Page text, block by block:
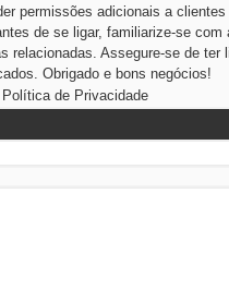
permissões adicionais a clientes
de se ligar, familiarize-se com
relacionadas. Assegure-se de ter
Obrigado e bons negócios!
Política de Privacidade